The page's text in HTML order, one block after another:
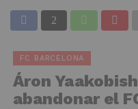
FC BARCELONA
Áron
abandonar el